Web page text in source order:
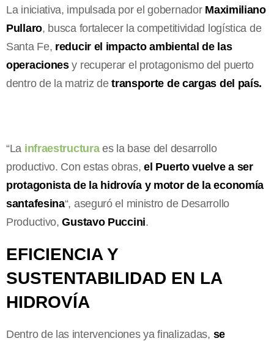
La iniciativa, impulsada por el gobernador Maximiliano
Pullaro, busca fortalecer la competitividad logística de
Santa Fe, reducir el impacto ambiental de las
operacionesy recuperar el protagonismo del puerto
dentro de la matriz detransporte de cargas del país.
“La infraestructuraes la base del desarrollo
productivo. Con estas obras,el Puerto vuelve a ser
protagonista de la hidrovía y motor de la economía
santafesina“, aseguró el ministro de Desarrollo
Productivo,Gustavo Puccini.
EFICIENCIA Y
SUSTENTABILIDAD EN LA
HIDROVÍA
Dentro de las intervenciones ya finalizadas, se